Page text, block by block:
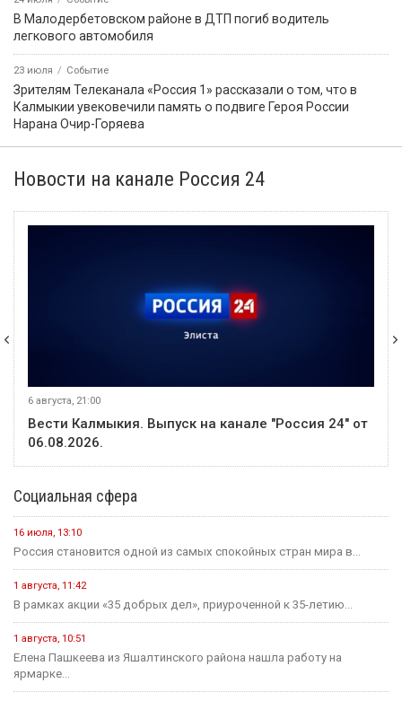
В Малодербетовском районе в ДТП погиб водитель
легкового автомобиля
23 июля Событие
Зрителям Телеканала «Россия 1» рассказали о том, что в
Калмыкии увековечили память о подвиге Героя России
Нарана Очир-Горяева
Новости на канале Россия 24
6 августа, 21:00
Вести Калмыкия. Выпуск на канале "Россия 24" от
06.08.2026.
Социальная сфера
16 июля, 13:10
Россия становится одной из самых спокойных стран мира в...
1 августа, 11:42
В рамках акции «35 добрых дел», приуроченной к 35-летию...
1 августа, 10:51
Елена Пашкеева из Яшалтинского района нашла работу на
ярмарке...